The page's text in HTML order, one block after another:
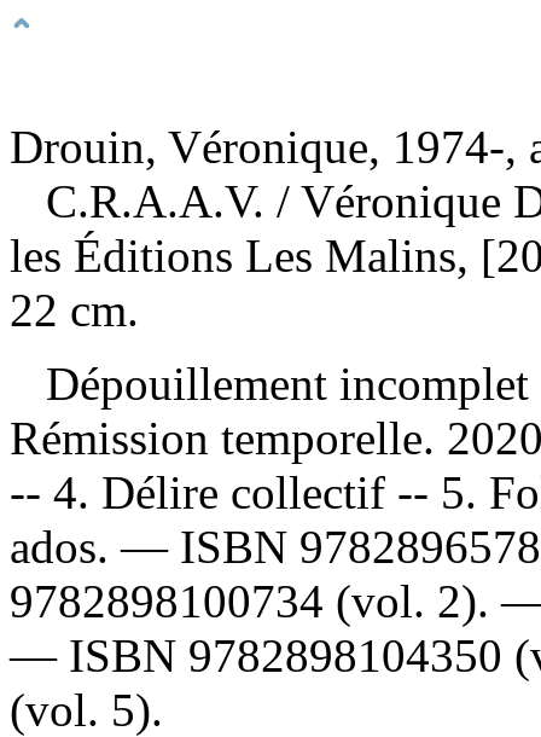
Drouin, Véronique, 1974-,
C.R.A.A.V. / Véronique
les Éditions Les Malins,
22 cm.
Dépouillement
Rémission temporelle.
-- 4. Délire collectif -- 5.
ados. — ISBN
9782898100734 (vol. 2).
— ISBN 9782898104350
(vol. 5).